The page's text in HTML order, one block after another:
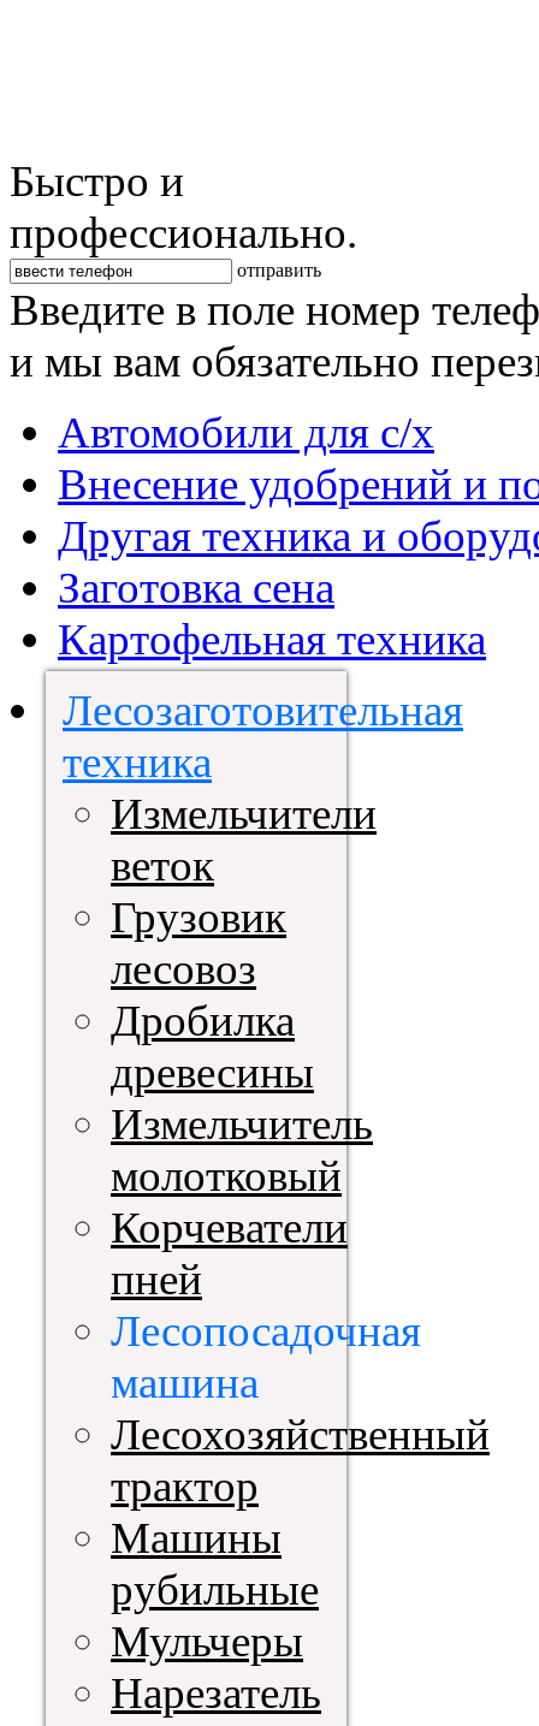
Быстро и
профессионально.
отправить
Введите в поле номер
и мы вам обязательно
Автомобили для с/х
Внесение удобрений и
Другая техника и
Заготовка сена
Картофельная техника
Лесозаготовительная
техника
Измельчители
веток
Грузовик
лесовоз
Дробилка
древесины
Измельчитель
молотковый
Корчеватели
пней
Лесопосадочная
машина
Лесохозяйственный
трактор
Машины
рубильные
Мульчеры
Нарезатель